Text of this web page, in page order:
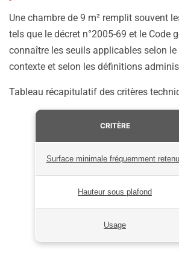
Une chambre de 9 m² remplit souvent
tels que le décret n°2005-69 et le
connaître les seuils applicables selon
contexte et selon les définitions
Tableau récapitulatif des critères
CRITÈRE
Surface minimale fréquemment
Hauteur sous plafond
Usage